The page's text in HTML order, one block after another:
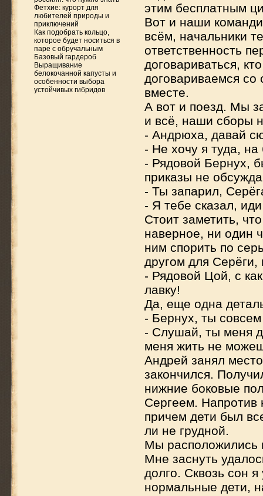
Фетхие: курорт для
любителей природы и
приключений
Как подобрать кольцо,
которое будет носиться в
паре с обручальным
Базовый гардероб
Выращивание
белокочанной капусты и
особенности выбора
устойчивых гибридов
этим бесплатным
Вот и наши
всём, начальники
ответственность
договариваться,
договариваемся со
вместе.
А вот и поезд. Мы
и всё, наши сборы
- Андрюха, давай
- Не хочу я туда,
- Рядовой Бернух,
приказы не
- Ты запарил,
- Я тебе сказал,
Стоит заметить,
наверное, ни один
ним спорить по
другом для Серёги,
- Рядовой Цой, с
лавку!
Да, еще одна
- Бернух, ты
- Слушай, ты меня
меня жить не
Андрей занял
закончился.
нижние боковые
Сергеем. Напротив
причем дети был
ли не грудной.
Мы расположились
Мне заснуть
долго. Сквозь сон я
нормальные дети,